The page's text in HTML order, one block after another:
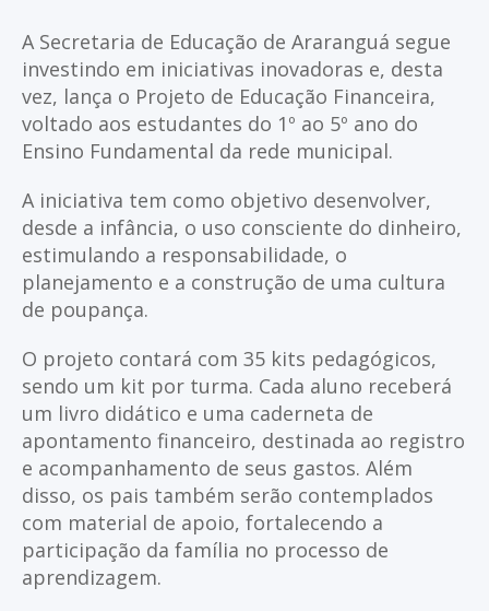
A Secretaria de Educação de Araranguá segue
investindo em iniciativas inovadoras e, desta
vez, lança o Projeto de Educação Financeira,
voltado aos estudantes do 1º ao 5º ano do
Ensino Fundamental da rede municipal.
A iniciativa tem como objetivo desenvolver,
desde a infância, o uso consciente do dinheiro,
estimulando a responsabilidade, o
planejamento e a construção de uma cultura
de poupança.
O projeto contará com 35 kits pedagógicos,
sendo um kit por turma. Cada aluno receberá
um livro didático e uma caderneta de
apontamento financeiro, destinada ao registro
e acompanhamento de seus gastos. Além
disso, os pais também serão contemplados
com material de apoio, fortalecendo a
participação da família no processo de
aprendizagem.